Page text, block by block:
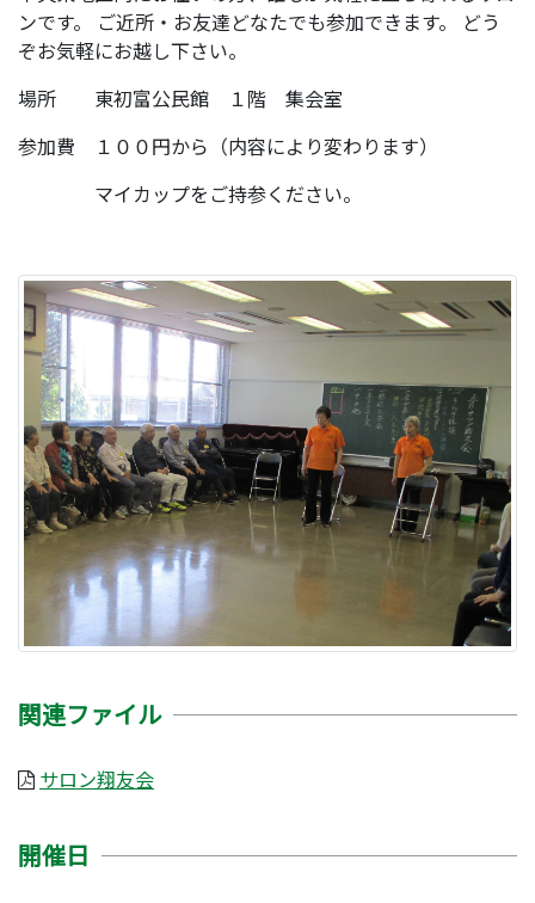
ンです。 ご近所・お友達どなたでも参加できます。 どう
ぞお気軽にお越し下さい。
場所 東初富公民館 １階 集会室
参加費 １００円から（内容により変わります）
マイカップをご持参ください。
関連ファイル
サロン翔友会
開催日